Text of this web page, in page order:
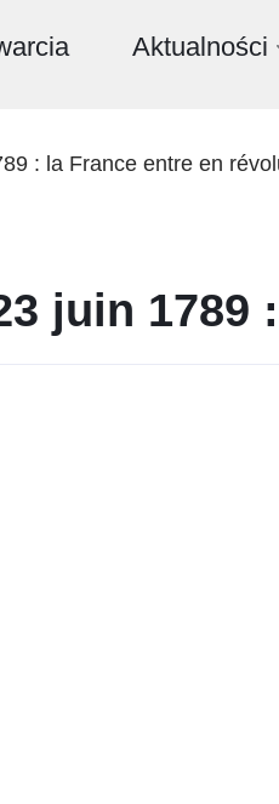
Aktualności
: la France entre en
juin